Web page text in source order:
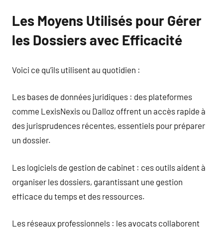
Les Moyens Utilisés pour Gérer
les Dossiers avec Efficacité
Voici ce qu’ils utilisent au quotidien :
Les bases de données juridiques : des plateformes
comme LexisNexis ou Dalloz offrent un accès rapide à
des jurisprudences récentes, essentiels pour préparer
un dossier.
Les logiciels de gestion de cabinet : ces outils aident à
organiser les dossiers, garantissant une gestion
efficace du temps et des ressources.
Les réseaux professionnels : les avocats collaborent